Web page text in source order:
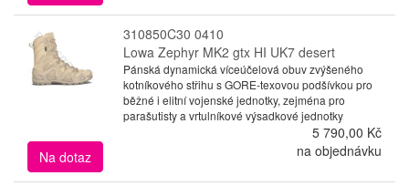
310850C30 0410
Lowa Zephyr MK2 gtx HI UK7 desert
Pánská dynamická víceúčelová obuv zvýšeného
kotníkového střihu s GORE-texovou podšívkou pro
běžné i elitní vojenské jednotky, zejména pro
parašutisty a vrtulníkové výsadkové jednotky
5 790,00 Kč
Na dotaz
na objednávku